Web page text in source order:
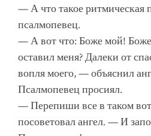
— А что такое ритмическая
псалмопевец.
— А вот что: Боже мой!
оставил меня? Далеки от
вопля моего, — объяснил
Псалмопевец просиял.
— Перепиши все в таком
посоветовал ангел. — И